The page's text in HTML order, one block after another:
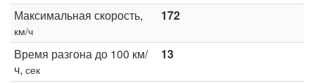
Максимальная скорость,
км/ч
172
Время разгона до 100 км/
ч, сек
13